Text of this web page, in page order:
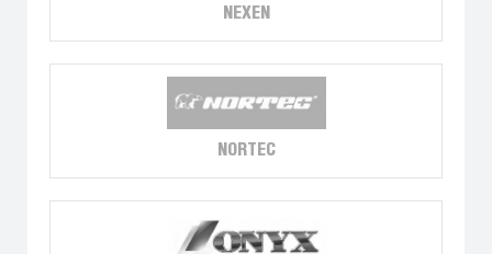
NEXEN
NORTEC